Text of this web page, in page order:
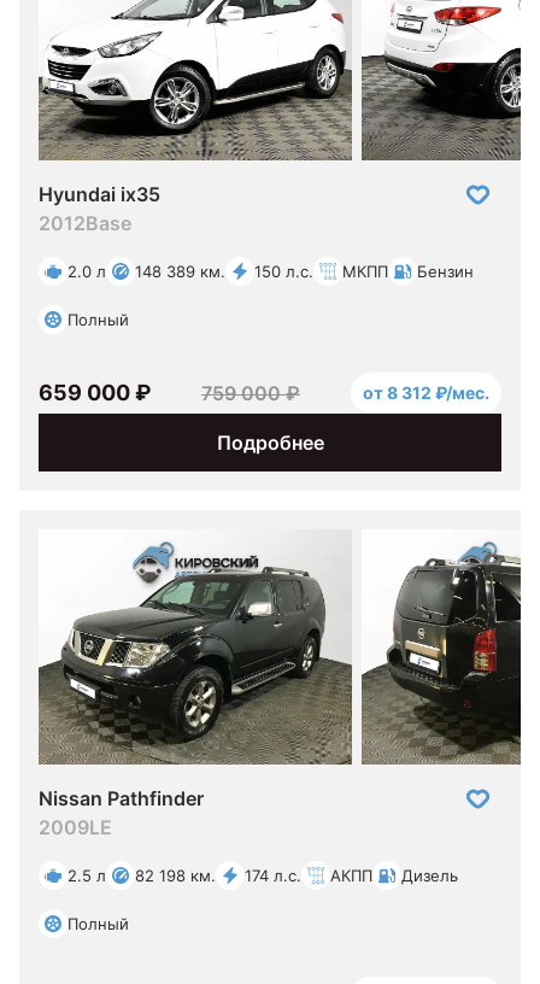
Hyundai ix35
2012Base
2.0 л 148 389 км. 150 л.с. МКПП Бензин
Полный
Подробнее
659 000 ₽ 759 000 ₽ от 8 312 ₽/мес.
Nissan Pathfinder
2009LE
2.5 л 82 198 км. 174 л.с. АКПП Дизель
Полный